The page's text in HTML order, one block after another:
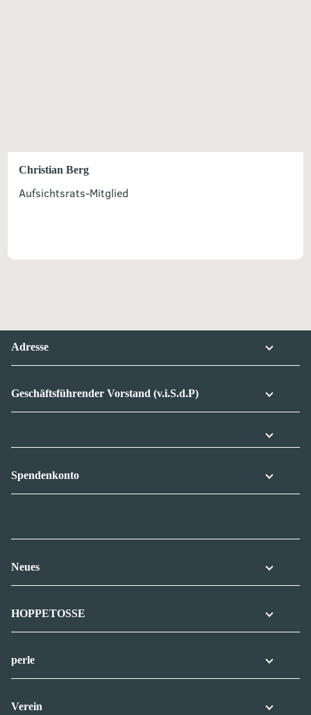
Christian Berg
Aufsichtsrats-Mitglied
Adresse
Geschäftsführender Vorstand (v.i.S.d.P)
Spendenkonto
Neues
HOPPETOSSE
perle
Verein